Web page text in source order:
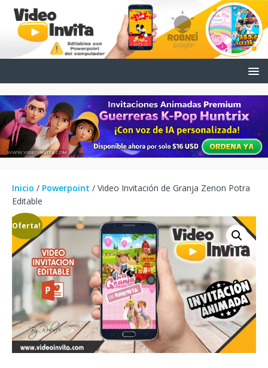
Inicio / Powerpoint / Video Invitación de Granja Zenon Potra
Editable
¡Oferta!